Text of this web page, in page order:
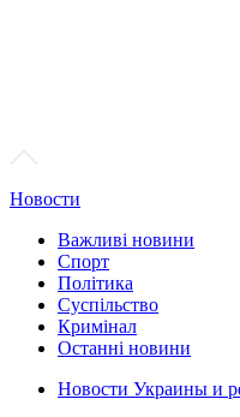
Новости
Важливі новини
Спорт
Політика
Суспільство
Кримінал
Останні новини
Новости Украины и